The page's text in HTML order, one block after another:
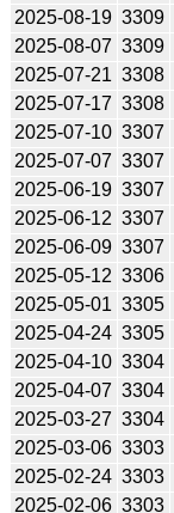
2025-08-19 3309
2025-08-07 3309
2025-07-21 3308
2025-07-17 3308
2025-07-10 3307
2025-07-07 3307
2025-06-19 3307
2025-06-12 3307
2025-06-09 3307
2025-05-12 3306
2025-05-01 3305
2025-04-24 3305
2025-04-10 3304
2025-04-07 3304
2025-03-27 3304
2025-03-06 3303
2025-02-24 3303
2025-02-06 3303